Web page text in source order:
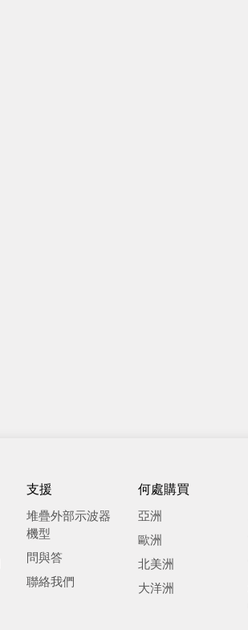
支援
堆疊外部示波器
機型
問與答
聯絡我們
何處購買
亞洲
歐洲
北美洲
大洋洲